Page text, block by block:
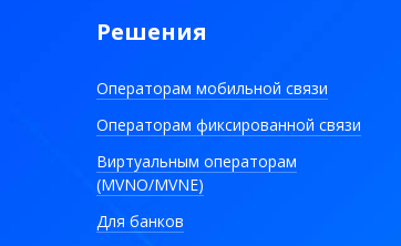
Решения
Операторам мобильной связи
Операторам фиксированной связи
Виртуальным операторам
(MVNO/MVNE)
Для банков